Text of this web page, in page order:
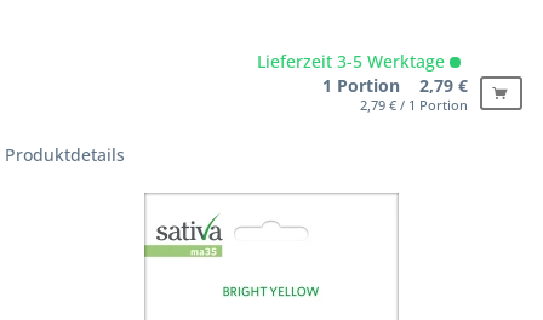
Lieferzeit 3-5 Werktage
1 Portion 2,79 €
2,79 € / 1 Portion
Produktdetails